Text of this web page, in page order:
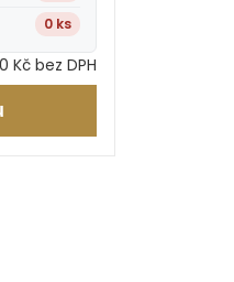
0 ks
Kč bez DPH